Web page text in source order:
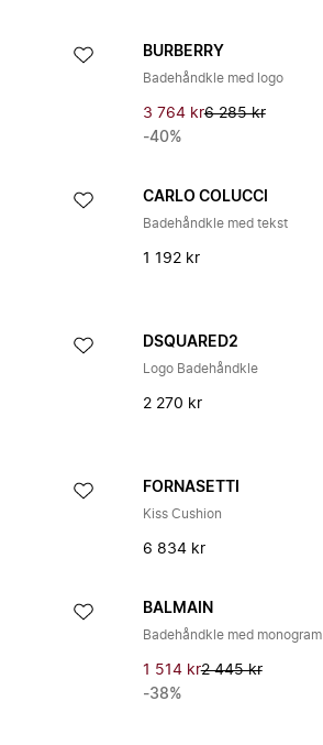
BURBERRY
Badehåndkle med logo
3 764 kr6 285 kr
-40%
CARLO COLUCCI
Badehåndkle med tekst
1 192 kr
DSQUARED2
Logo Badehåndkle
2 270 kr
FORNASETTI
Kiss Cushion
6 834 kr
BALMAIN
Badehåndkle med monogram
1 514 kr2 445 kr
-38%